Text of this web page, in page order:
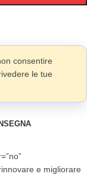
consentire
le tue
e migliorare